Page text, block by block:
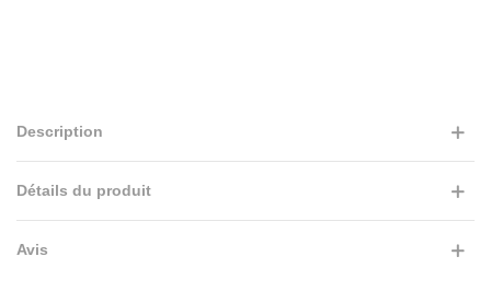
Description
Détails du produit
Avis